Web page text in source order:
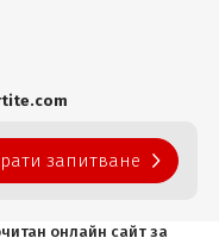
запитване
онлайн сайт за